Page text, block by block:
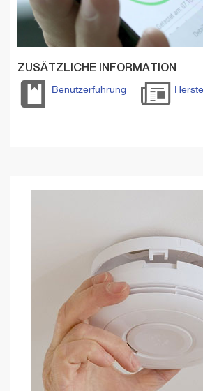
ZUSÄTZLICHE INFORMATION
Benutzerführung